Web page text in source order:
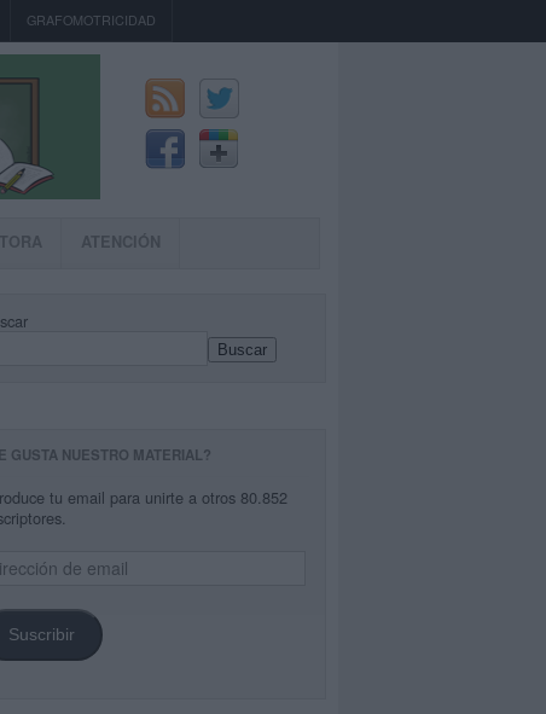
GRAFOMOTRICIDAD
ATENCIÓN
Buscar
GUSTA NUESTRO MATERIAL?
tu email para unirte a otros 80.852
Suscribir